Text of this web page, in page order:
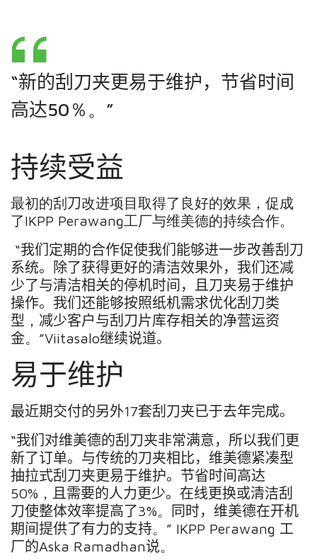
“新的刮刀夹更易于维护 ，节省时间
高达50 ％。 ”
持续受益
最初的刮 刀改进项目取得了良好的效果，促成
了IKPP Perawang工厂与维美德的持续合作。
“我们定期的合作促使我们能够进一步改善刮刀
系统。除了获得更好的清洁效果外，我们还减
少了与清洁相关的停机时间 ，且 刀夹易于维护
操作。我们还能够按照纸机需求优化刮刀类
型 ， 减少客户与刮 刀片库存相关的净营运资
金。 ”Viitasalo继续说道。
易于维护
最近期交付的另外17套刮刀夹已于去年完成。
“我们对维美德的刮刀夹非常满意，所以我们更
新了订单。与传统的刀夹相比， 维美德紧凑型
抽拉式刮刀夹更易于维护。节省时间高达
50% ， 且 需要的人力更少。 在线更换或清洁刮
刀使整体效率提高了3%。 同时， 维美德在开机
期间提供了有力的支持。 ” IKPP Perawang 工
厂的Aska Ramadhan说。